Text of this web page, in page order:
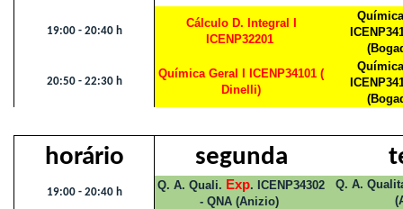
19:00 - 20:40 h
Cálculo D. Integral I
ICENP32201
20:50 - 22:30 h
Química Geral I ICENP34101 (
Dinelli)
horário segunda
19:00 - 20:40 h
Q. A. Quali. Exp. ICENP34302
- QNA (Anizio)
Q. A.